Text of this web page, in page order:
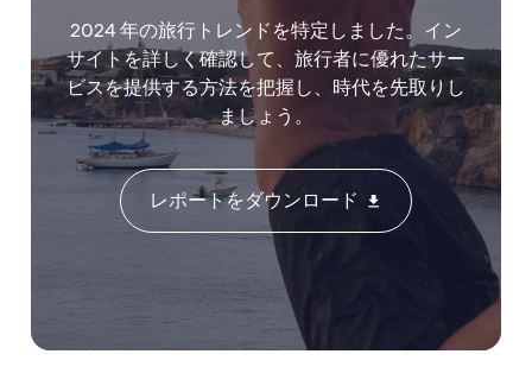
2024 年の旅行トレンドを特定しました。イン
サイトを詳しく確認して、旅行者に優れたサー
ビスを提供する方法を把握し、時代を先取りし
ましょう。
レポートをダウンロード